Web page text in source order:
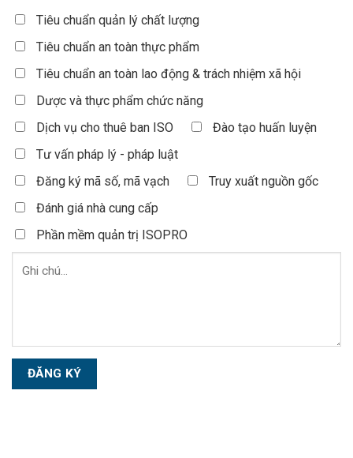
Tiêu chuẩn quản lý chất lượng
Tiêu chuẩn an toàn thực phẩm
Tiêu chuẩn an toàn lao động & trách nhiệm xã hội
Dược và thực phẩm chức năng
Dịch vụ cho thuê ban ISO
Đào tạo huấn luyện
Tư vấn pháp lý - pháp luật
Đăng ký mã số, mã vạch
Truy xuất nguồn gốc
Đánh giá nhà cung cấp
Phần mềm quản trị ISOPRO